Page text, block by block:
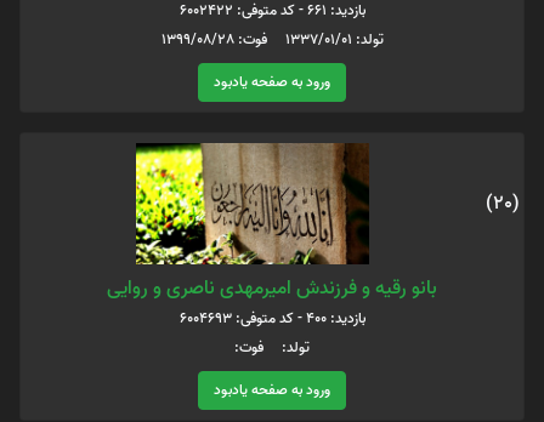
بازدید: 661 - کد متوفی: 6002422
تولد: 1337/01/01 فوت: 1399/08/28
ورود به صفحه یادبود
(20)
بانو رقیه و فرزندش امیرمهدی ناصری و روایی
بازدید: 400 - کد متوفی: 6004693
تولد: فوت:
ورود به صفحه یادبود